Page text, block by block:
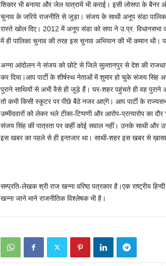
शिकार भी बनाया और जेल यात्रायें भी कराई। इसी लोसपा के बैनर
चुनाव के जरिये राजनीति से जुड़ा। संजय के साथी अनूप संडा
रास्ते खोल दिए। 2012 में अनूप संडा को सपा ने उ.प्र. विधानसभा
में ही पालिका चुनाव की तरह इस चुनाव अभियान की भी कमान
अन्ना आंदोलन ने संजय को छोटे से जिले सुल्तानपुर से देश की
कर दिया।आप पार्टी के शीर्षस्थ नेताओं में शुमार हो चुके संजय
पुराने साथियों से अभी वैसे ही जुड़े हैं। घर-शहर पहुंचते ही वह पुराने
तो कभी किसी स्कूटर पर पीछे बैठे नजर आएंगे। आप पार्टी के
उम्मीदवारों को लेकर भले टीका-टिप्पणी और आरोप-प्रत्यारोप का
संजय सिंह की पात्रता पर कहीं कोई सवाल नहीं। उनके साथी और
इस खबर का पहले से ही इन्तजार था। साथी-शहर इस खबर से
सम्प्रति-लेखक श्री राज खन्ना वरिष्ठ पत्रकार है।एक राष्ट्रीय
खन्ना जाने माने राजनीतिक विश्लेषक भी है।